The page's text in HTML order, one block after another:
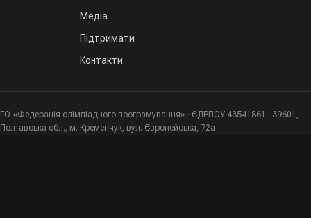
Медіа
Підтримати
Контакти
ГО «Федерація олімпіадного програмування» · ЄДРПОУ 43541861 · 39601,
Полтавська обл., м. Кременчук, вул. Європейська, 72а